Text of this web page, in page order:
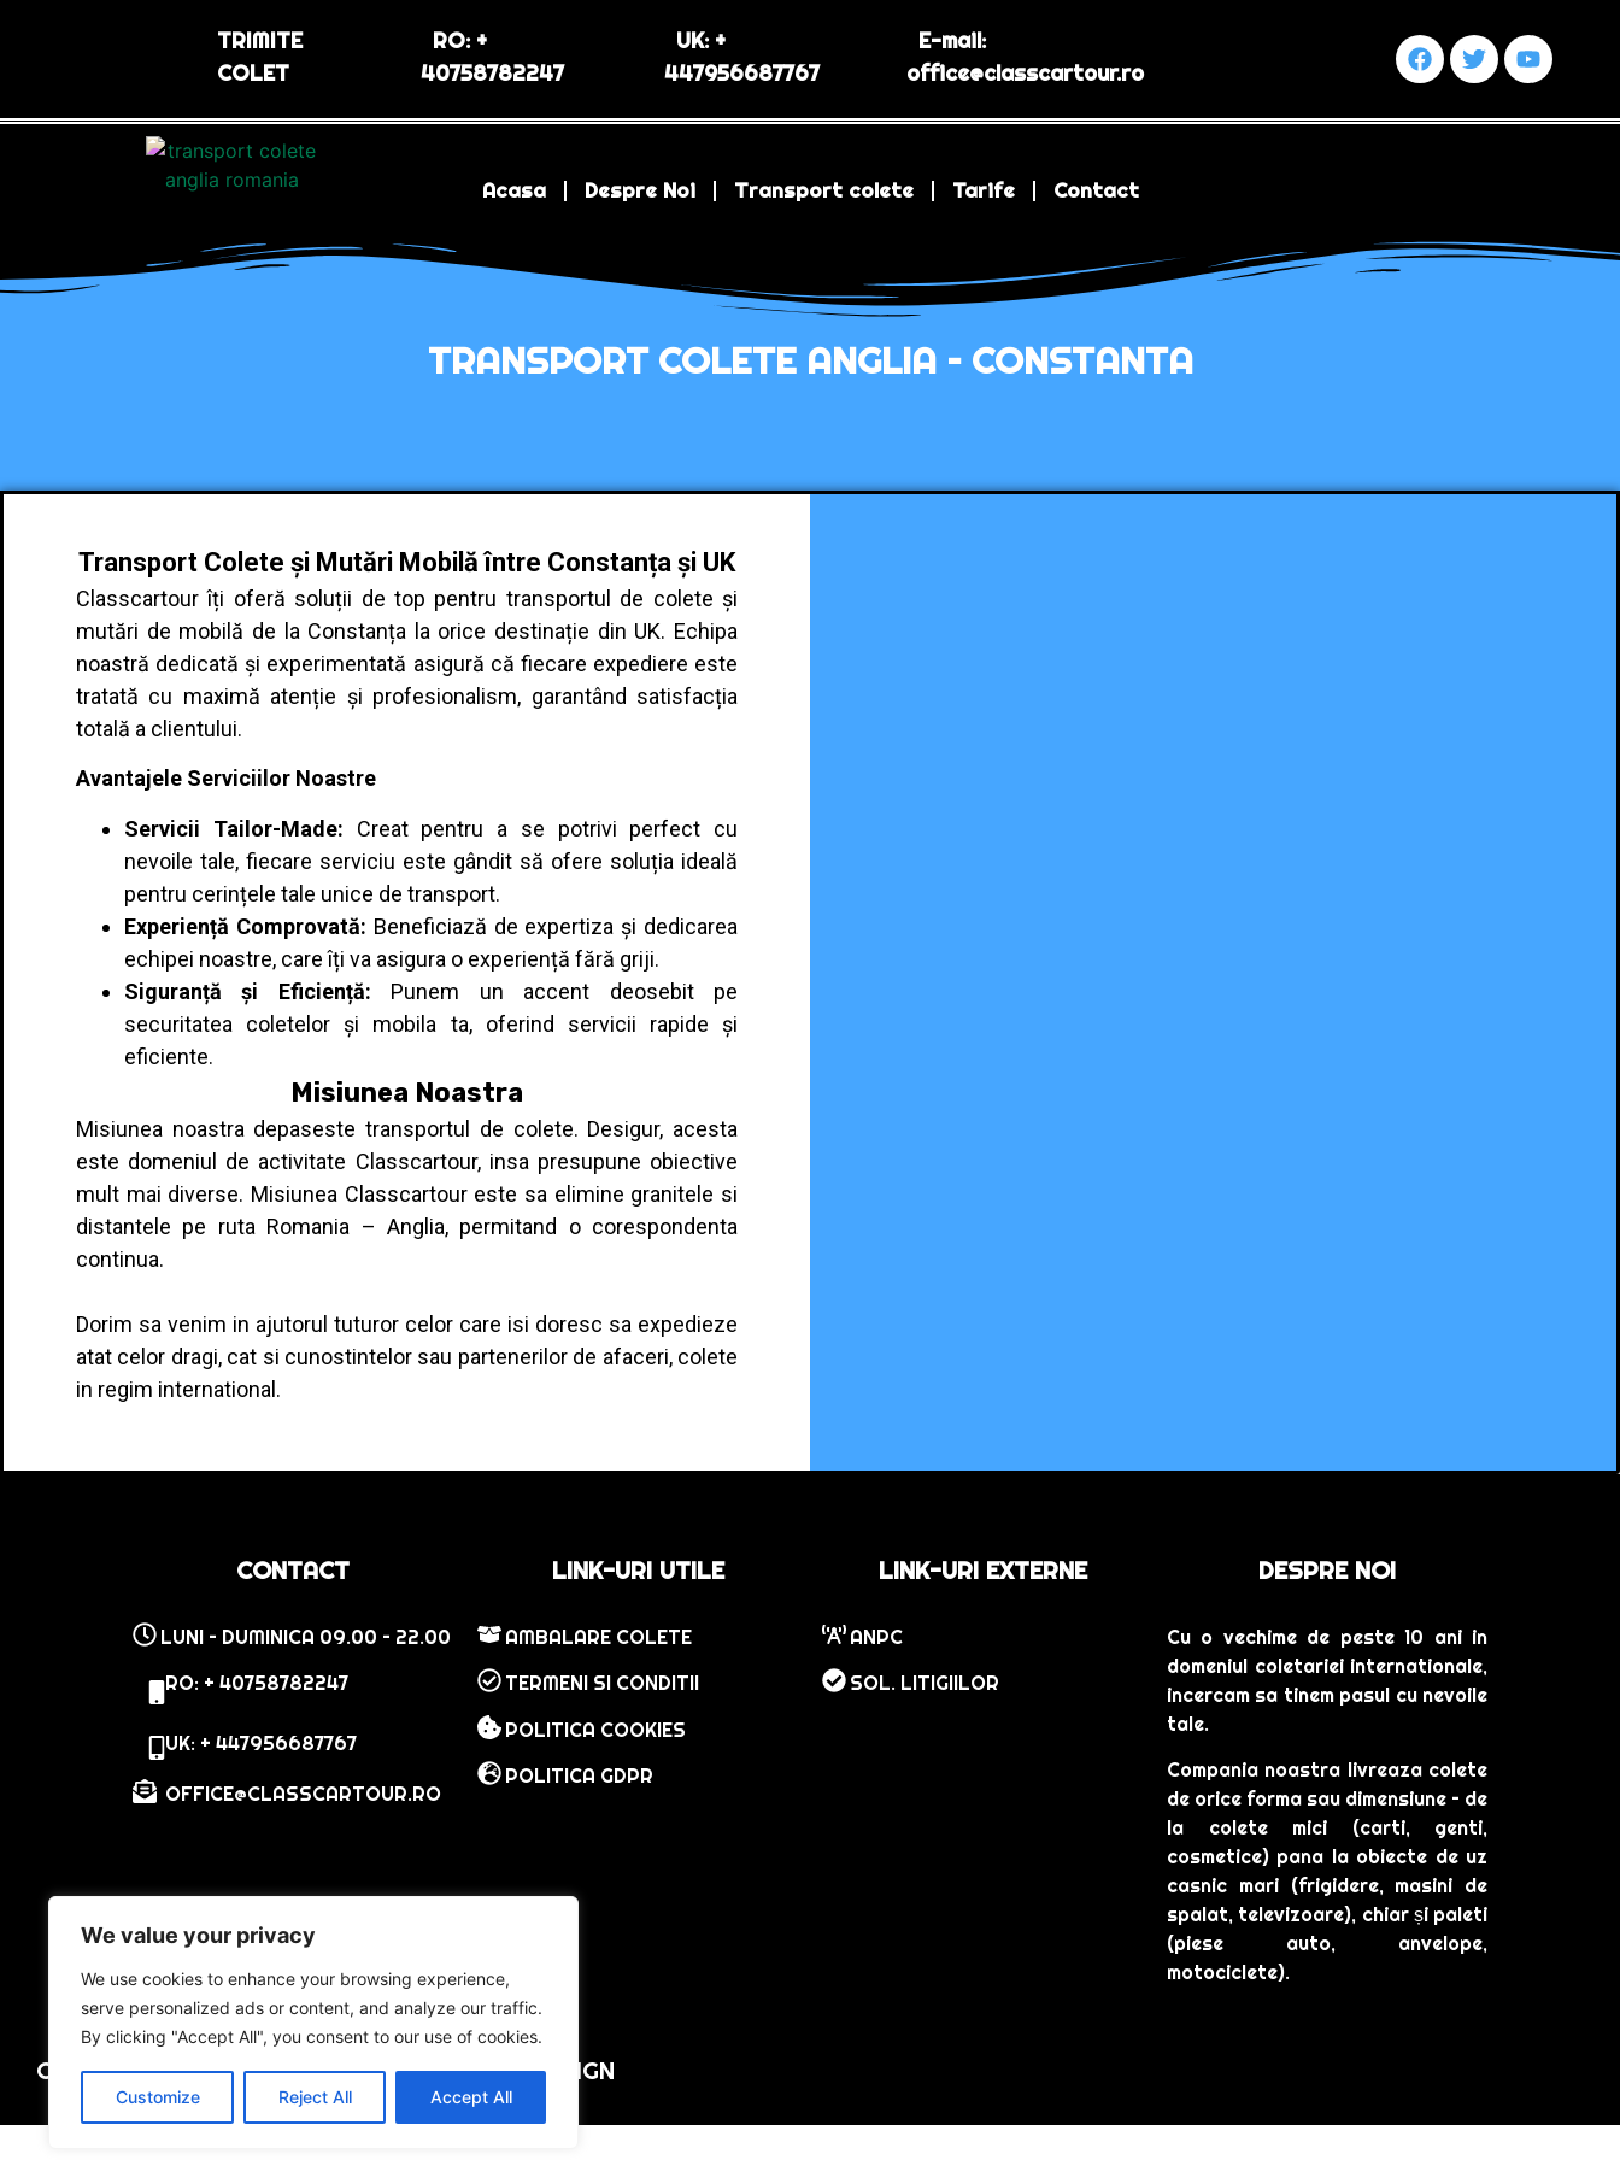
We value your privacy
We use cookies to enhance your browsing experience,
serve personalized ads or content, and analyze our traffic.
By clicking "Accept All", you consent to our use of cookies.
Customize Reject All Accept All
TRIMITE
COLET
RO: +
40758782247
UK: +
447956687767
E-mail:
office@classcartour.ro
Acasa Despre Noi Transport colete Tarife Contact
TRANSPORT COLETE ANGLIA – CONSTANTA
Transport Colete și Mutări Mobilă între Constanța și UK
Classcartour îți oferă soluții de top pentru transportul de colete și
mutări de mobilă de la Constanța la orice destinație din UK. Echipa
noastră dedicată și experimentată asigură că fiecare expediere este
tratată cu maximă atenție și profesionalism, garantând satisfacția
totală a clientului.
Avantajele Serviciilor Noastre
Servicii Tailor-Made: Creat pentru a se potrivi perfect cu
nevoile tale, fiecare serviciu este gândit să ofere soluția ideală
pentru cerințele tale unice de transport.
Experiență Comprovată: Beneficiază de expertiza și dedicarea
echipei noastre, care îți va asigura o experiență fără griji.
Siguranță și Eficiență: Punem un accent deosebit pe
securitatea coletelor și mobila ta, oferind servicii rapide și
eficiente.
Misiunea Noastra
Misiunea noastra depaseste transportul de colete. Desigur, acesta
este domeniul de activitate Classcartour, insa presupune obiective
mult mai diverse. Misiunea Classcartour este sa elimine granitele si
distantele pe ruta Romania – Anglia, permitand o corespondenta
continua.
Dorim sa venim in ajutorul tuturor celor care isi doresc sa expedieze
atat celor dragi, cat si cunostintelor sau partenerilor de afaceri, colete
in regim international.
CONTACT
LUNI – DUMINICA 09.00 – 22.00
RO: + 40758782247
UK: + 447956687767
OFFICE@CLASSCARTOUR.RO
LINK-URI UTILE
AMBALARE COLETE
TERMENI SI CONDITII
POLITICA COOKIES
POLITICA GDPR
LINK-URI EXTERNE
ANPC
SOL. LITIGIILOR
DESPRE NOI
Cu o vechime de peste 10 ani in
domeniul coletariei internationale,
incercam sa tinem pasul cu nevoile
tale.
Compania noastra livreaza colete
de orice forma sau dimensiune – de
la colete mici (carti, genti,
cosmetice) pana la obiecte de uz
casnic mari (frigidere, masini de
spalat, televizoare), chiar și paleti
(piese auto, anvelope,
motociclete).
COPYRIGHT @ 2024 – DESIGNED BY 47 WEB DESIGN